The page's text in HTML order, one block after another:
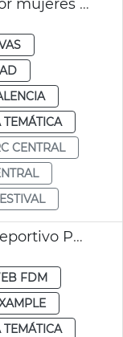
Música electrónica hecha por mujeres València 8M
CENTRAL
JGL Licitación gestión Polideportivo Parc Central
FDM